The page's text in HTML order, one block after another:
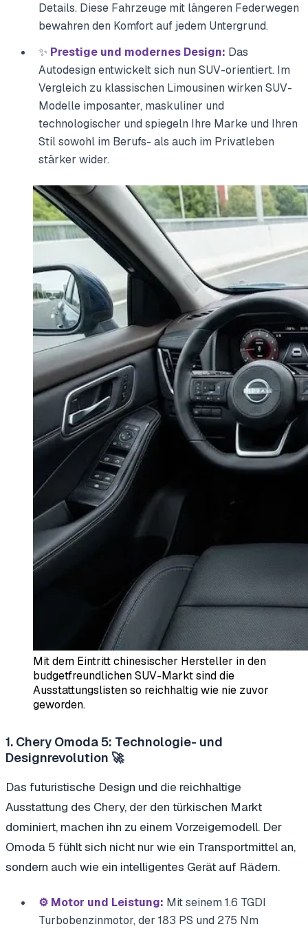
Details. Diese Fahrzeuge mit längeren Federwegen
bewahren den Komfort auf jedem Untergrund.
✨ Prestige und modernes Design: Das
Autodesign entwickelt sich nun SUV-orientiert. Im
Vergleich zu klassischen Limousinen wirken SUV-
Modelle imposanter, maskuliner und
technologischer und spiegeln Ihre Marke und Ihren
Stil sowohl im Berufs- als auch im Privatleben
stärker wider.
Mit dem Eintritt chinesischer Hersteller in den
budgetfreundlichen SUV-Markt sind die
Ausstattungslisten so reichhaltig wie nie zuvor
geworden.
1. Chery Omoda 5: Technologie- und
Designrevolution 🚀
Das futuristische Design und die reichhaltige
Ausstattung des Chery, der den türkischen Markt
dominiert, machen ihn zu einem Vorzeigemodell. Der
Omoda 5 fühlt sich nicht nur wie ein Transportmittel an,
sondern auch wie ein intelligentes Gerät auf Rädern.
⚙️ Motor und Leistung: Mit seinem 1.6 TGDI
Turbobenzinmotor, der 183 PS und 275 Nm